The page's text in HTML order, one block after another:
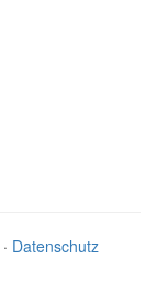
· Datenschutz